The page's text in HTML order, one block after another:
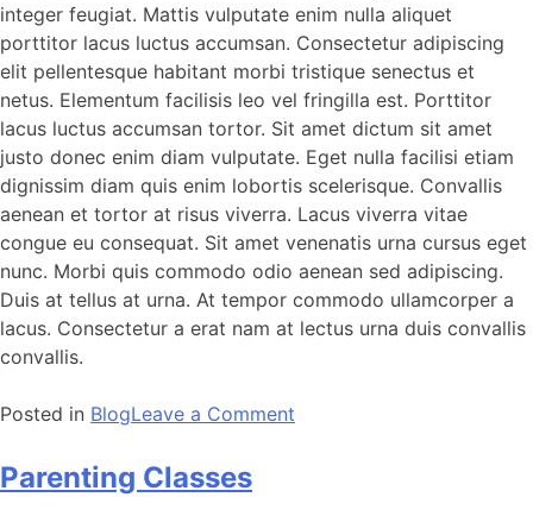
integer feugiat. Mattis vulputate enim nulla aliquet
porttitor lacus luctus accumsan. Consectetur adipiscing
elit pellentesque habitant morbi tristique senectus et
netus. Elementum facilisis leo vel fringilla est. Porttitor
lacus luctus accumsan tortor. Sit amet dictum sit amet
justo donec enim diam vulputate. Eget nulla facilisi etiam
dignissim diam quis enim lobortis scelerisque. Convallis
aenean et tortor at risus viverra. Lacus viverra vitae
congue eu consequat. Sit amet venenatis urna cursus eget
nunc. Morbi quis commodo odio aenean sed adipiscing.
Duis at tellus at urna. At tempor commodo ullamcorper a
lacus. Consectetur a erat nam at lectus urna duis convallis
convallis.
Posted in BlogLeave a Comment
Parenting Classes